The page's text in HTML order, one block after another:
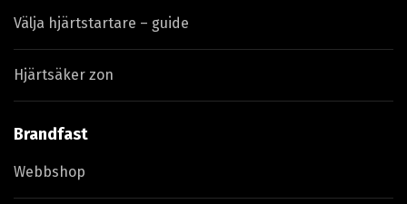
Välja hjärtstartare – guide
Hjärtsäker zon
Brandfast
Webbshop